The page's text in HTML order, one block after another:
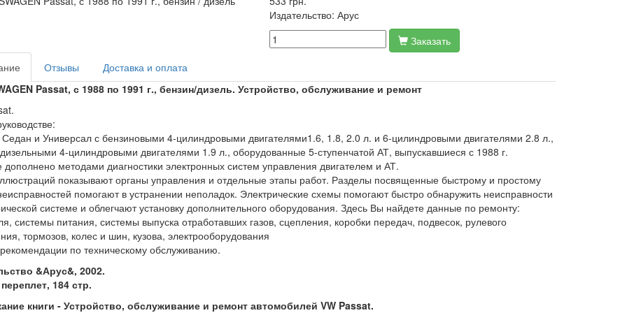
Издательство: Арус
Заказать
Отзывы
Доставка и оплата
Passat, с 1988 по 1991 г., бензин/дизель. Устройство, обслуживание и ремонт
и Универсал с бензиновыми 4-цилиндровыми двигателями1.6, 1.8, 2.0 л. и 6-цилиндровыми двигателями 2.8 л.,
4-цилиндровыми двигателями 1.9 л., оборудованные 5-ступенчатой АТ, выпускавшиеся с 1988 г.
дополнено методами диагностики электронных систем управления двигателем и АТ.
показывают органы управления и отдельные этапы работ. Разделы посвященные быстрому и простому
помогают в устранении неполадок. Электрические схемы помогают быстро обнаружить неисправности
системе и облегчают установку дополнительного оборудования. Здесь Вы найдете данные по ремонту:
системы питания, системы выпуска отработавших газов, сцепления, коробки передач, подвесок, рулевого
тормозов, колес и шин, кузова, электрооборудования
по техническому обслуживанию.
&Арус&, 2002.
184 стр.
книги - Устройство, обслуживание и ремонт автомобилей VW Passat.